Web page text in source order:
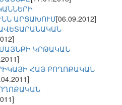
ԱՐՑԱԽՈՒՄ[06.09.2012]
ԿՐԹԱԿԱՆ
ՀԱՅ ԲՈՂՈՔԱԿԱՆ